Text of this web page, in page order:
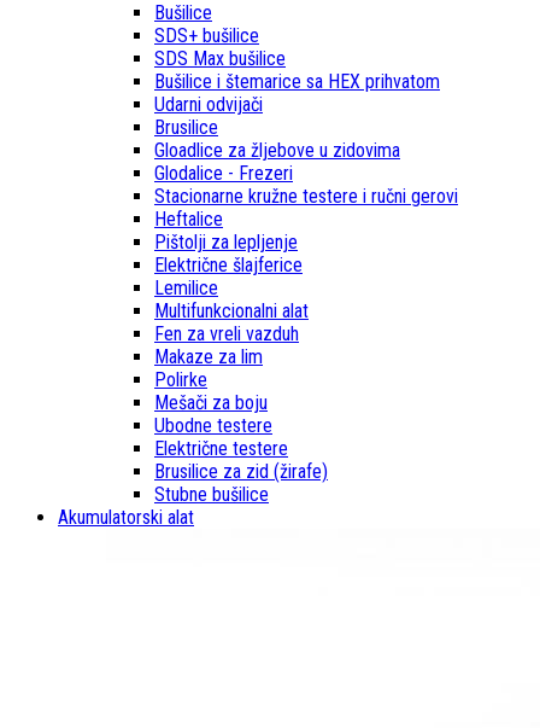
Bušilice
SDS+ bušilice
SDS Max bušilice
Bušilice i štemarice sa HEX prihvatom
Udarni odvijači
Brusilice
Gloadlice za žljebove u zidovima
Glodalice - Frezeri
Stacionarne kružne testere i ručni gerovi
Heftalice
Pištolji za lepljenje
Električne šlajferice
Lemilice
Multifunkcionalni alat
Fen za vreli vazduh
Makaze za lim
Polirke
Mešači za boju
Ubodne testere
Električne testere
Brusilice za zid (žirafe)
Stubne bušilice
Akumulatorski alat